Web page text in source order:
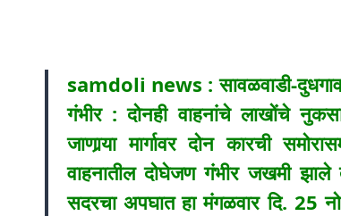
samdoli news : सावळवाडी-दुधगाव
गंभीर : दोनही वाहनांचे लाखोंचे
जाणार्‍या मार्गावर दोन कारची
वाहनातील दोघेजण गंभीर जखमी
सदरचा अपघात हा मंगळवार दि. 25